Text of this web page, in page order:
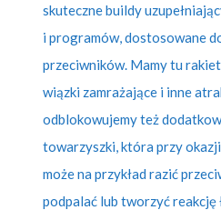
skuteczne buildy
i programów, dostosowane
przeciwników. Mamy tu
wiązki zamrażające i inne
odblokowujemy też
towarzyszki, która przy
może na przykład razić
podpalać lub tworzyć reakcję